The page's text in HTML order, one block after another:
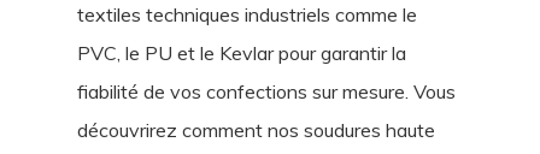
textiles techniques industriels comme le
PVC, le PU et le Kevlar pour garantir la
fiabilité de vos confections sur mesure. Vous
découvrirez comment nos soudures haute